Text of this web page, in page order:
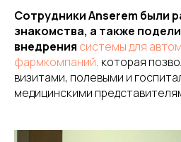
Сотрудники Anserem были
знакомства, а также
внедрения системы для
фармкомпаний, которая
визитами, полевыми и
медицинскими